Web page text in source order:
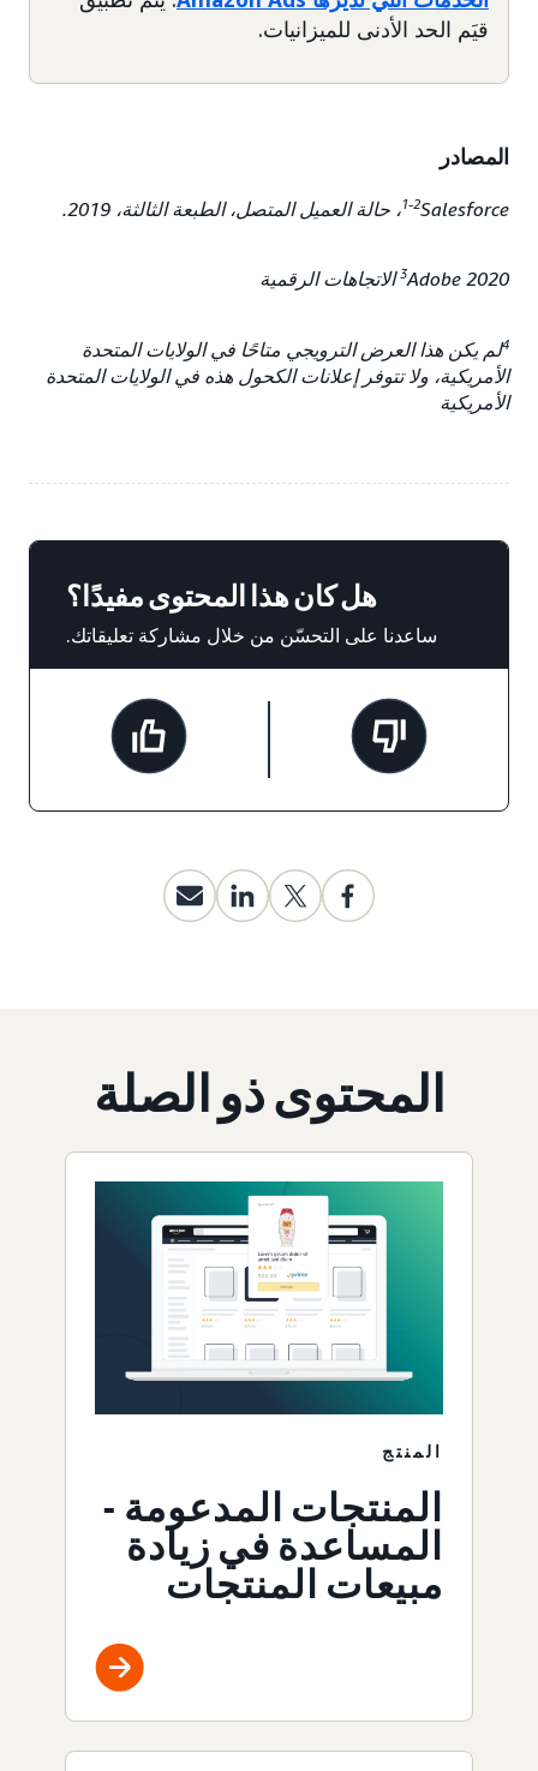
قيَم الحد الأدنى للميزانيات.
المصادر
1-2Salesforce، حالة العميل المتصل، الطبعة الثالثة، 2019.
3Adobe 2020 الاتجاهات الرقمية
4لم يكن هذا العرض الترويجي متاحًا في الولايات المتحدة
الأمريكية، ولا تتوفر إعلانات الكحول هذه في الولايات المتحدة
الأمريكية
هل كان هذا المحتوى مفيدًا؟
ساعدنا على التحسّن من خلال مشاركة تعليقاتك.
المحتوى ذو الصلة
المنتج
المنتجات المدعومة -
المساعدة في زيادة
مبيعات المنتجات